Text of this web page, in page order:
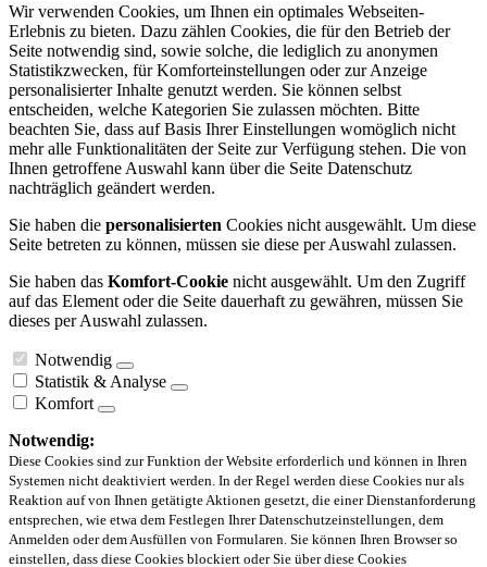
Wir verwenden Cookies, um Ihnen ein optimales Webseiten-
Erlebnis zu bieten. Dazu zählen Cookies, die für den Betrieb der
Seite notwendig sind, sowie solche, die lediglich zu anonymen
Statistikzwecken, für Komforteinstellungen oder zur Anzeige
personalisierter Inhalte genutzt werden. Sie können selbst
entscheiden, welche Kategorien Sie zulassen möchten. Bitte
beachten Sie, dass auf Basis Ihrer Einstellungen womöglich nicht
mehr alle Funktionalitäten der Seite zur Verfügung stehen. Die von
Ihnen getroffene Auswahl kann über die Seite Datenschutz
nachträglich geändert werden.
Sie haben die personalisierten Cookies nicht ausgewählt. Um diese
Seite betreten zu können, müssen sie diese per Auswahl zulassen.
Sie haben das Komfort-Cookie nicht ausgewählt. Um den Zugriff
auf das Element oder die Seite dauerhaft zu gewähren, müssen Sie
dieses per Auswahl zulassen.
Notwendig
Statistik & Analyse
Komfort
Notwendig:
Diese Cookies sind zur Funktion der Website erforderlich und können in Ihren
Systemen nicht deaktiviert werden. In der Regel werden diese Cookies nur als
Reaktion auf von Ihnen getätigte Aktionen gesetzt, die einer Dienstanforderung
entsprechen, wie etwa dem Festlegen Ihrer Datenschutzeinstellungen, dem
Anmelden oder dem Ausfüllen von Formularen. Sie können Ihren Browser so
einstellen, dass diese Cookies blockiert oder Sie über diese Cookies